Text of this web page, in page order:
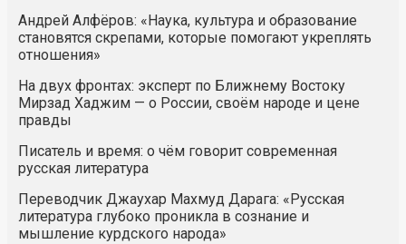
Андрей Алфёров: «Наука, культура и образование
становятся скрепами, которые помогают укреплять
отношения»
На двух фронтах: эксперт по Ближнему Востоку
Мирзад Хаджим — о России, своём народе и цене
правды
Писатель и время: о чём говорит современная
русская литература
Переводчик Джаухар Махмуд Дарага: «Русская
литература глубоко проникла в сознание и
мышление курдского народа»